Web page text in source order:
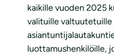
kaikille vuoden 2025
valituille valtuutetuille
luottamushenkilöille,